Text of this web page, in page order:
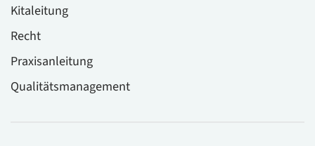
Kitaleitung
Recht
Praxisanleitung
Qualitätsmanagement